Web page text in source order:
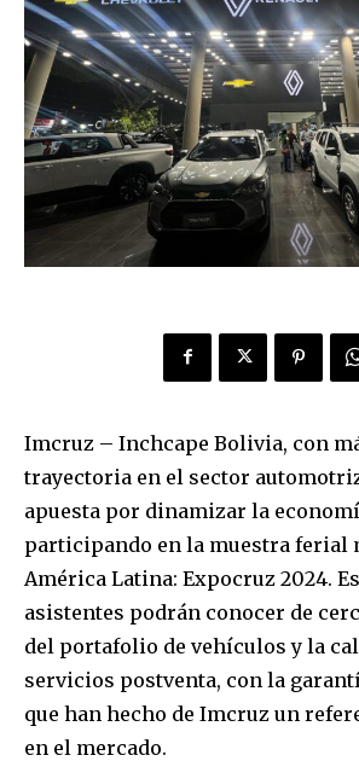
Imcruz – Inchcape Bolivia, con
trayectoria en el sector
apuesta por dinamizar la
participando en la muestra ferial
América Latina: Expocruz 2024.
asistentes podrán conocer de
del portafolio de vehículos y la
servicios postventa, con la
que han hecho de Imcruz un
en el mercado.